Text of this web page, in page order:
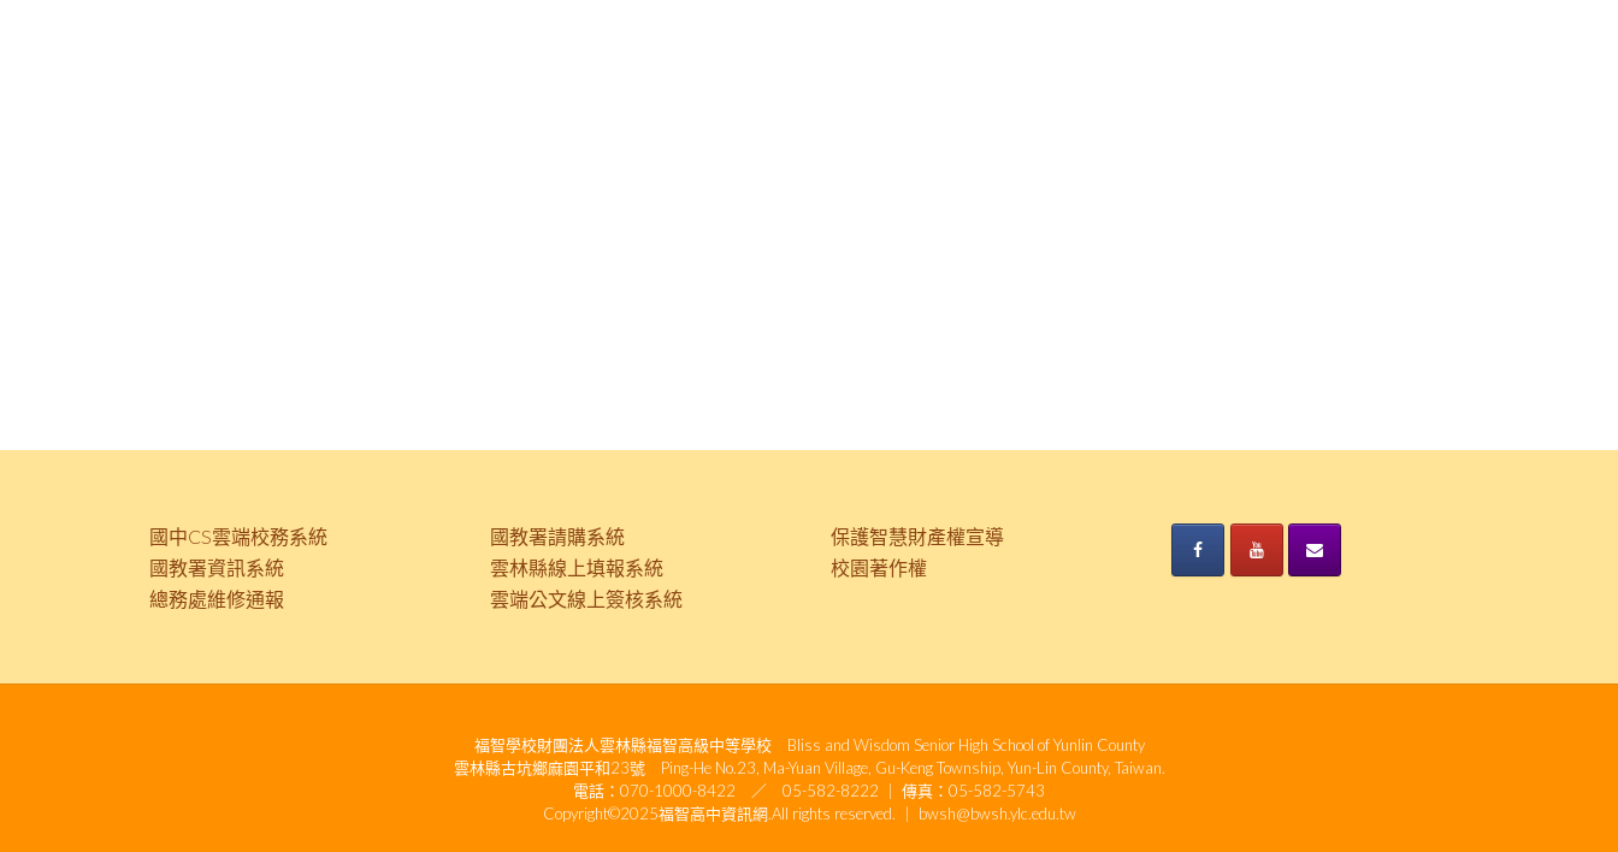
國中CS雲端校務系統
國教署資訊系統
總務處維修通報
國教署請購系統
雲林縣線上填報系統
雲端公文線上簽核系統
保護智慧財產權宣導
校園著作權
福智學校財團法人雲林縣福智高級中等學校 Bliss and Wisdom Senior High School of Yunlin County
雲林縣古坑鄉麻園平和23號 Ping-He No.23, Ma-Yuan Village, Gu-Keng Township, Yun-Lin County, Taiwan.
電話：070-1000-8422 ／ 05-582-8222 ｜ 傳真：05-582-5743
Copyright©2025福智高中資訊網.All rights reserved. ｜ bwsh@bwsh.ylc.edu.tw